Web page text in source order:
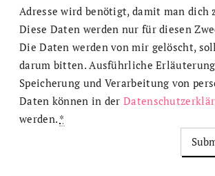
Adresse wird benötigt, damit man dich
Diese Daten werden nur für diesen
Die Daten werden von mir gelöscht,
darum bitten. Ausführliche
Speicherung und Verarbeitung von
Daten können in der
werden. *